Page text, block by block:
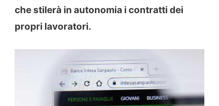
che stilerà in autonomia i contratti dei
propri lavoratori.